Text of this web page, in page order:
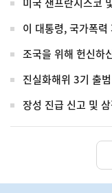
이 대통령, 국가폭력
조국을 위해 헌신하
진실화해위 3기 출
장성 진급 신고 및